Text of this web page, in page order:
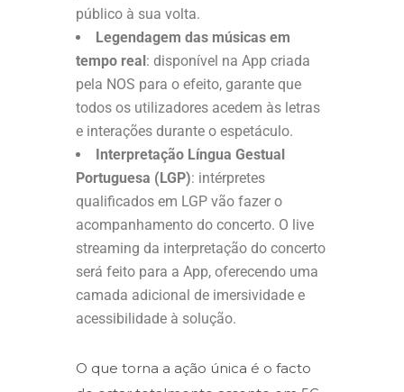
público à sua volta.
Legendagem das músicas em
tempo real: disponível na App criada
pela NOS para o efeito, garante que
todos os utilizadores acedem às letras
e interações durante o espetáculo.
Interpretação Língua Gestual
Portuguesa (LGP): intérpretes
qualificados em LGP vão fazer o
acompanhamento do concerto. O live
streaming da interpretação do concerto
será feito para a App, oferecendo uma
camada adicional de imersividade e
acessibilidade à solução.
O que torna a ação única é o facto